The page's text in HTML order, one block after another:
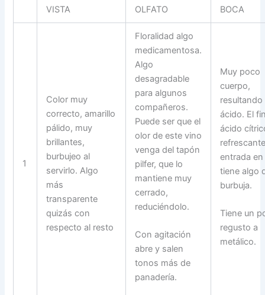
VISTA OLFATO BOCA
1
Color muy
correcto, amarillo
pálido, muy
brillantes,
burbujeo al
servirlo. Algo
más
transparente
quizás con
respecto al resto
Floralidad algo
medicamentosa.
Algo
desagradable
para algunos
compañeros.
Puede ser que el
olor de este vino
venga del tapón
pilfer, que lo
mantiene muy
cerrado,
reduciéndolo.
Con agitación
abre y salen
tonos más de
panadería.
Muy poco
cuerpo,
resultando
ácido. El
ácido
entrada
tiene algo
burbuja.
Tiene un
regusto a
metálico.